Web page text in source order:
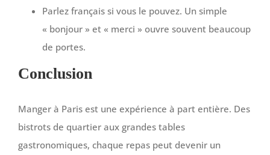
Parlez français si vous le pouvez. Un simple
« bonjour » et « merci » ouvre souvent beaucoup
de portes.
Conclusion
Manger à Paris est une expérience à part entière. Des
bistrots de quartier aux grandes tables
gastronomiques, chaque repas peut devenir un